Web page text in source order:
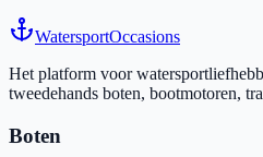
WatersportOccasions
Het platform voor
tweedehands boten, bootmotoren,
Boten